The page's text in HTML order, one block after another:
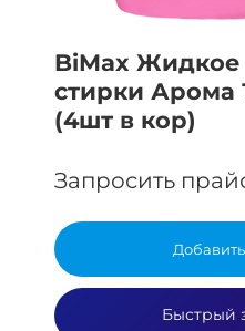
BiMax Жидкое
стирки Арома
(4шт в кор)
Запросить
Быстрый